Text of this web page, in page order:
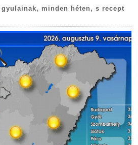
minden héten, s recept